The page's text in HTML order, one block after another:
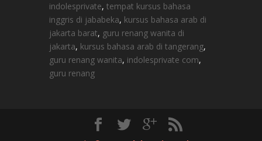
indolesprivate, tempat kursus bahasa
inggris di jababeka, kursus bahasa arab di
jakarta barat, guru renang wanita di
jakarta, kursus bahasa arab di tangerang,
guru renang wanita, indolesprivate com,
guru renang